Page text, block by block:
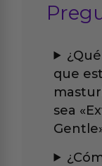
que
sea